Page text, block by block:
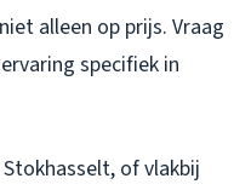
alleen op prijs. Vraag
specifiek in
of vlakbij